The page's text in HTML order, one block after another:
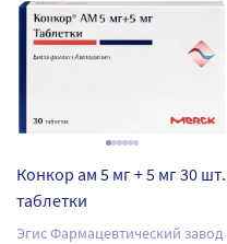
Конкор ам 5 мг + 5 мг 30 шт.
таблетки
Эгис Фармацевтический завод